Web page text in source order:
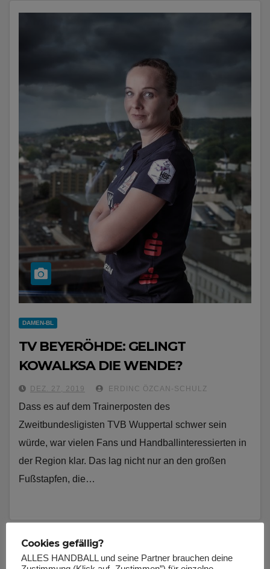
DAMEN-BL
TV BEYERÖHDE: GELINGT
KOWALKSA DIE WENDE?
DEZ. 27, 2019 ERDINC ÖZCAN-SCHULZ
Dass es auf dem Trainerposten des
Zweitbundesligisten TVB Wuppertal schwer sein
würde, war vielen Fans und Handballinteressierten in
der Region klar. Das lag nicht nur an den großen
Fußstapfen, die…
Cookies gefällig?
ALLES HANDBALL und seine Partner brauchen deine